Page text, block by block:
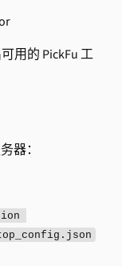
用的 PickFu 工
器：